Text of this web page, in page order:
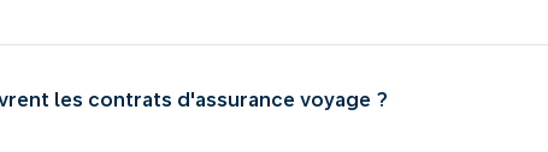
les contrats d'assurance voyage ?